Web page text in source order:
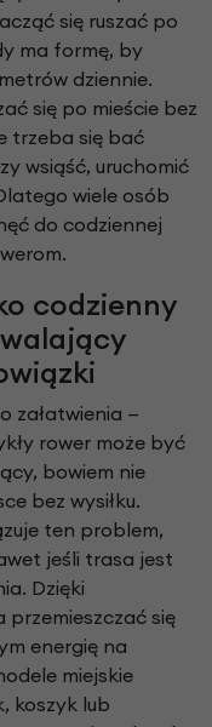
się ruszać po
ma formę, by
dziennie.
się po mieście bez
trzeba się bać
wsiąść, uruchomić
wiele osób
do codziennej
codzienny
załatwienia —
rower może być
bowiem nie
bez wysiłku.
ten problem,
jeśli trasa jest
Dzięki
przemieszczać się
energię na
miejskie
koszyk lub